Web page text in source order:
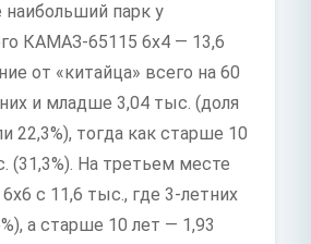
наибольший парк у
КАМАЗ-65115 6х4 — 13,6
от «китайца» всего на 60
и младше 3,04 тыс. (доля
22,3%), тогда как старше 10
(31,3%). На третьем месте
с 11,6 тыс., где 3-летних
а старше 10 лет — 1,93